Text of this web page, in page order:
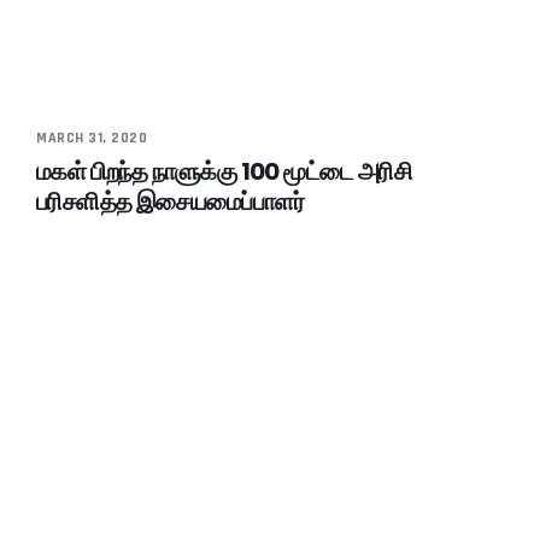
MARCH 31, 2020
மகள் பிறந்த நாளுக்கு 100 மூட்டை அரிசி
பரிசளித்த இசையமைப்பாளர்